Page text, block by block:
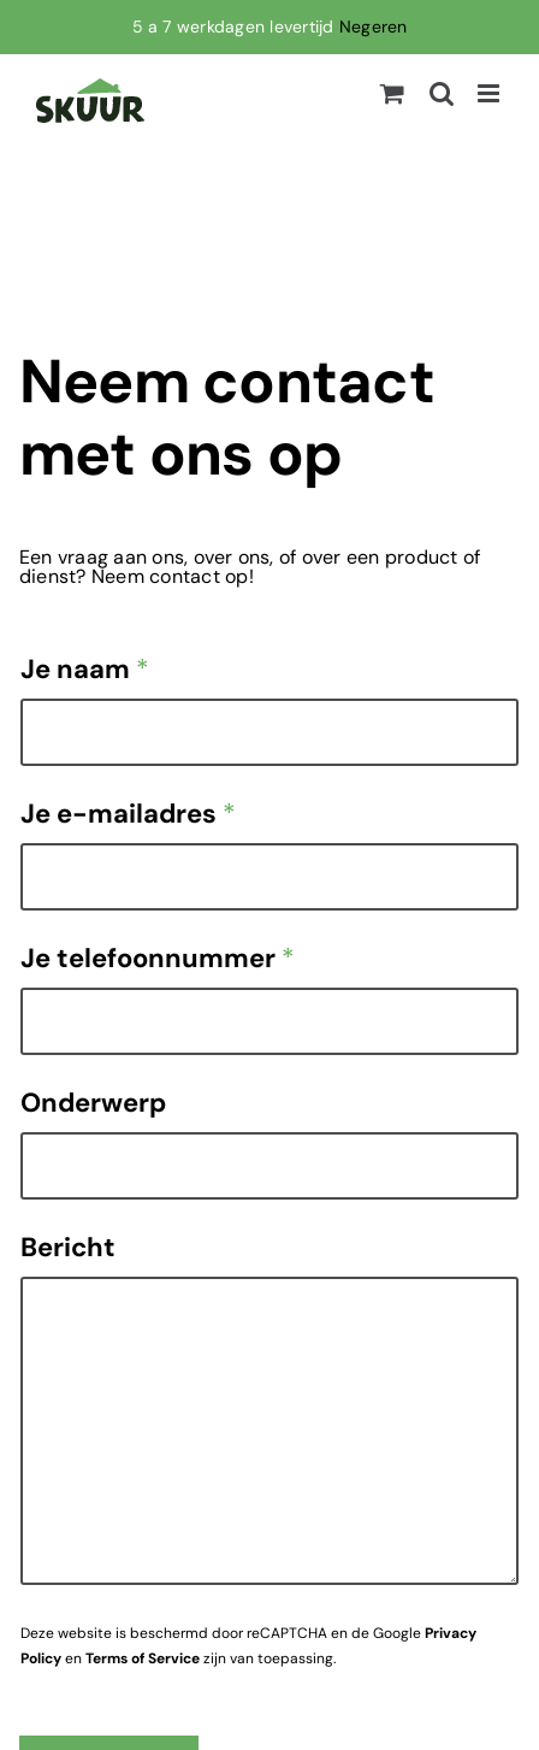
5 a 7 werkdagen levertijd Negeren
naar
Neem contact
met ons op
Een vraag aan ons, over ons, of over een product of
dienst? Neem contact op!
Je naam *
Je e-mailadres *
Je telefoonnummer *
Onderwerp
Bericht
Deze website is beschermd door reCAPTCHA en de GooglePrivacy
PolicyenTerms of Servicezijn van toepassing.